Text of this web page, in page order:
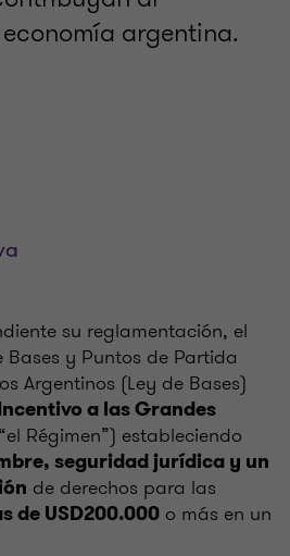
argentina.
su reglamentación, el
Bases y Puntos de Partida
Argentinos (Ley de Bases)
a las Grandes
Régimen”) estableciendo
seguridad jurídica y un
de derechos para las
de USD200.000 o más en un